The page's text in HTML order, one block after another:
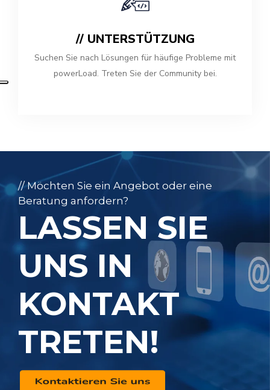
// UNTERSTÜTZUNG
Suchen Sie nach Lösungen für häufige Probleme mit
powerLoad. Treten Sie der Community bei.
// Möchten Sie ein Angebot oder eine
Beratung anfordern?
LASSEN SIE
UNS IN
KONTAKT
TRETEN!